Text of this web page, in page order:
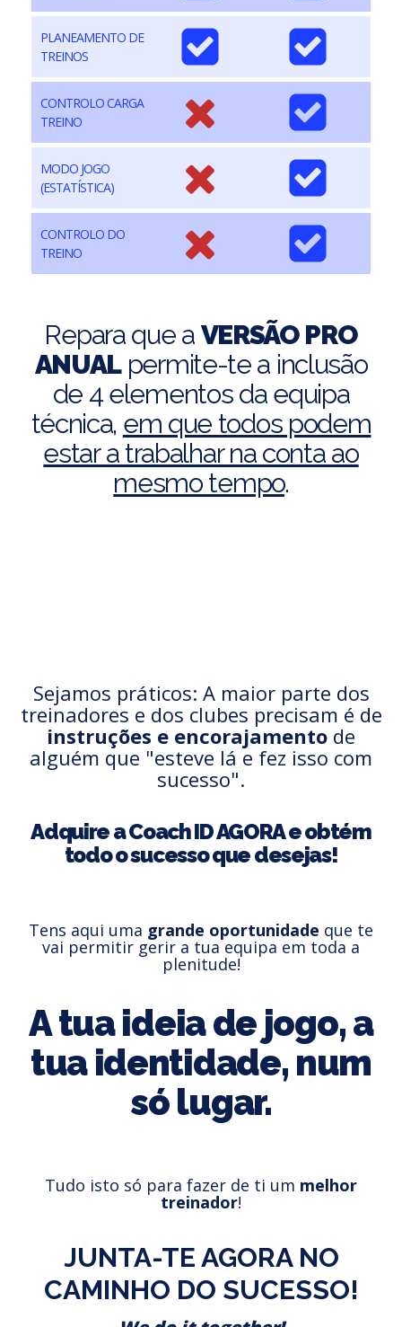
PLANEAMENTO DE
TREINOS
CONTROLO CARGA
TREINO
MODO JOGO
(ESTATÍSTICA)
CONTROLO DO
TREINO
Repara que a VERSÃO PRO
ANUALpermite-te a inclusão
de 4 elementos da equipa
técnica, em que todos podem
estar a trabalhar na conta ao
mesmo tempo.
Sejamos práticos: A maior parte dos
treinadores e dos clubes precisam é de
instruções e encorajamento de
alguém que "esteve lá e fez isso com
sucesso".
Adquire a Coach ID AGORA e obtém
todo o sucesso que desejas!
Tens aqui uma grande oportunidade que te
vai permitir gerir a tua equipa em toda a
plenitude!
A tua ideia de jogo, a
tua identidade, num
só lugar.
Tudo isto só para fazer de ti um melhor
treinador!
JUNTA-TE AGORA NO
CAMINHO DO SUCESSO!